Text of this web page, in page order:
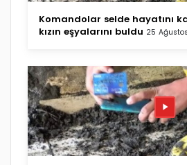
Komandolar selde hayatını
kızın eşyalarını buldu 25